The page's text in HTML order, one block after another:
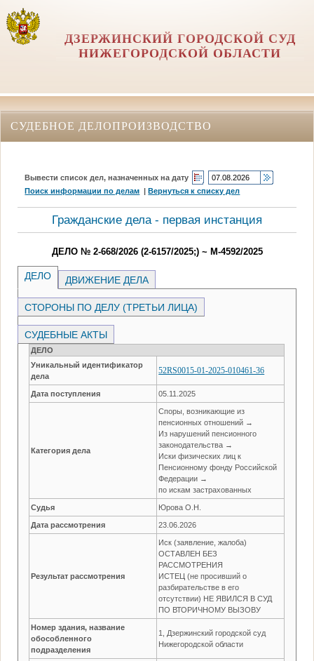
ДЗЕРЖИНСКИЙ ГОРОДСКОЙ СУД
НИЖЕГОРОДСКОЙ ОБЛАСТИ
СУДЕБНОЕ ДЕЛОПРОИЗВОДСТВО
Вывести список дел, назначенных на дату
Поиск информации по делам |Вернуться к списку дел
Гражданские дела - первая инстанция
ДЕЛО № 2-668/2026 (2-6157/2025;) ~ М-4592/2025
ДЕЛО ДВИЖЕНИЕ ДЕЛА
СТОРОНЫ ПО ДЕЛУ (ТРЕТЬИ ЛИЦА)
СУДЕБНЫЕ АКТЫ
ДЕЛО
Уникальный идентификатор
дела
52RS0015-01-2025-010461-36
Дата поступления 05.11.2025
Категория дела
Споры, возникающие из
пенсионных отношений →
Из нарушений пенсионного
законодательства →
Иски физических лиц к
Пенсионному фонду Российской
Федерации →
по искам застрахованных
Судья Юрова О.Н.
Дата рассмотрения 23.06.2026
Результат рассмотрения
Иск (заявление, жалоба)
ОСТАВЛЕН БЕЗ
РАССМОТРЕНИЯ
ИСТЕЦ (не просивший о
разбирательстве в его
отсутствии) НЕ ЯВИЛСЯ В СУД
ПО ВТОРИЧНОМУ ВЫЗОВУ
Номер здания, название
обособленного
подразделения
1, Дзержинский городской суд
Нижегородской области